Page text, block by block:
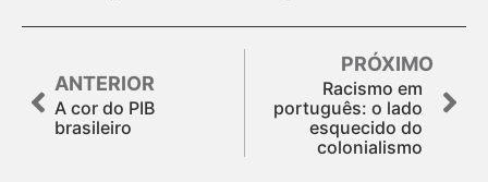
ANTERIOR
A cor do PIB
brasileiro
PRÓXIMO
Racismo em
português: o lado
esquecido do
colonialismo